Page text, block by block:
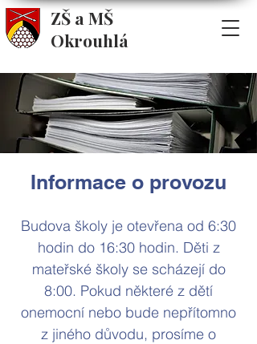
ZŠ a MŠ
Okrouhlá
Informace o provozu
Budova školy je otevřena od 6:30
hodin do 16:30 hodin. Děti z
mateřské školy se scházejí do
8:00. Pokud některé z dětí
onemocní nebo bude nepřítomno
z jiného důvodu, prosíme o